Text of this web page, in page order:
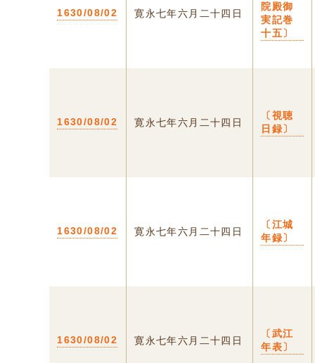
1630/08/02 寛永七年六月二十四日
院殿御
実記巻
十五〕
1630/08/02 寛永七年六月二十四日
〔視聴
日録〕
1630/08/02 寛永七年六月二十四日
〔江城
年録〕
1630/08/02 寛永七年六月二十四日
〔武江
年表〕